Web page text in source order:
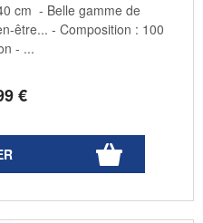
€
cm - Belle gamme de
être... - Composition : 100
- ...